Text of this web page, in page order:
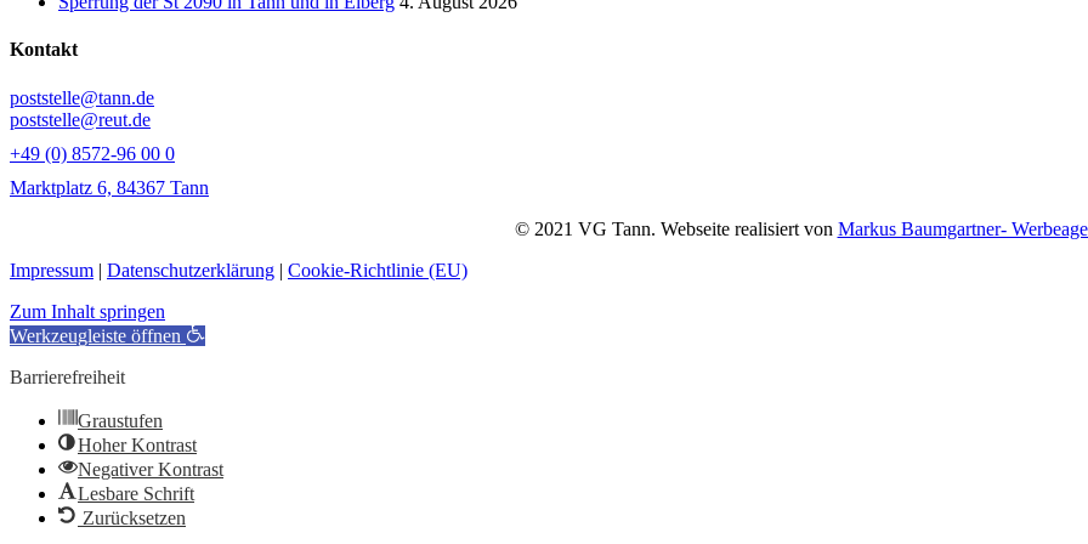
Kontakt
poststelle@tann.de
poststelle@reut.de
+49 (0) 8572-96 00 0
Marktplatz 6, 84367 Tann
© 2021 VG Tann. Webseite realisiert von Markus Baumgartner-
Impressum | Datenschutzerklärung | Cookie-Richtlinie (EU)
Zum Inhalt springen
Werkzeugleiste öffnen
Barrierefreiheit
Graustufen
Hoher Kontrast
Negativer Kontrast
Lesbare Schrift
Zurücksetzen